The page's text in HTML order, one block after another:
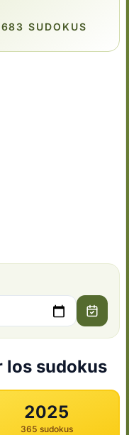
SUDOKUS
los sudokus
2025
365 sudokus